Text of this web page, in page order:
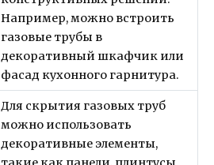
Например, можно встроить
газовые трубы в
декоративный шкафчик или
фасад кухонного гарнитура.
Для скрытия газовых труб
можно использовать
декоративные элементы,